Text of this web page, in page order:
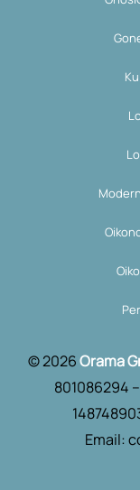
© 2026Orama
801086294
Email: